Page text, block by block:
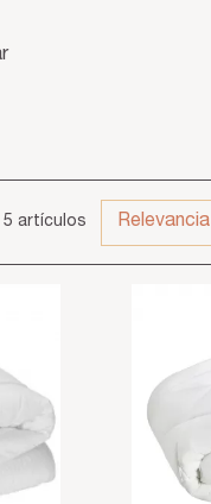
artículos Relevancia